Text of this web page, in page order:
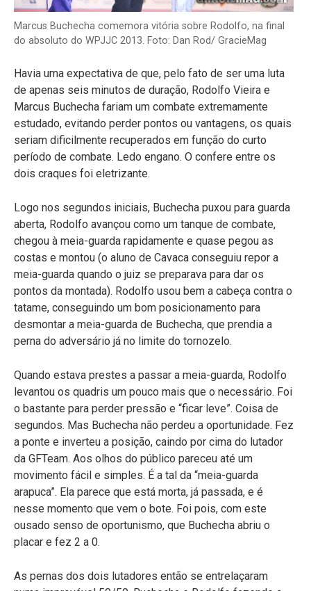
Marcus Buchecha comemora vitória sobre Rodolfo, na final
do absoluto do WPJJC 2013. Foto: Dan Rod/ GracieMag
Havia uma expectativa de que, pelo fato de ser uma luta
de apenas seis minutos de duração, Rodolfo Vieira e
Marcus Buchecha fariam um combate extremamente
estudado, evitando perder pontos ou vantagens, os quais
seriam dificilmente recuperados em função do curto
período de combate. Ledo engano. O confere entre os
dois craques foi eletrizante.
Logo nos segundos iniciais, Buchecha puxou para guarda
aberta, Rodolfo avançou como um tanque de combate,
chegou à meia-guarda rapidamente e quase pegou as
costas e montou (o aluno de Cavaca conseguiu repor a
meia-guarda quando o juiz se preparava para dar os
pontos da montada). Rodolfo usou bem a cabeça contra o
tatame, conseguindo um bom posicionamento para
desmontar a meia-guarda de Buchecha, que prendia a
perna do adversário já no limite do tornozelo.
Quando estava prestes a passar a meia-guarda, Rodolfo
levantou os quadris um pouco mais que o necessário. Foi
o bastante para perder pressão e “ficar leve”. Coisa de
segundos. Mas Buchecha não perdeu a oportunidade. Fez
a ponte e inverteu a posição, caindo por cima do lutador
da GFTeam. Aos olhos do público pareceu até um
movimento fácil e simples. É a tal da “meia-guarda
arapuca”. Ela parece que está morta, já passada, e é
nesse momento que vem o bote. Foi pois, com este
ousado senso de oportunismo, que Buchecha abriu o
placar e fez 2 a 0.
As pernas dos dois lutadores então se entrelaçaram